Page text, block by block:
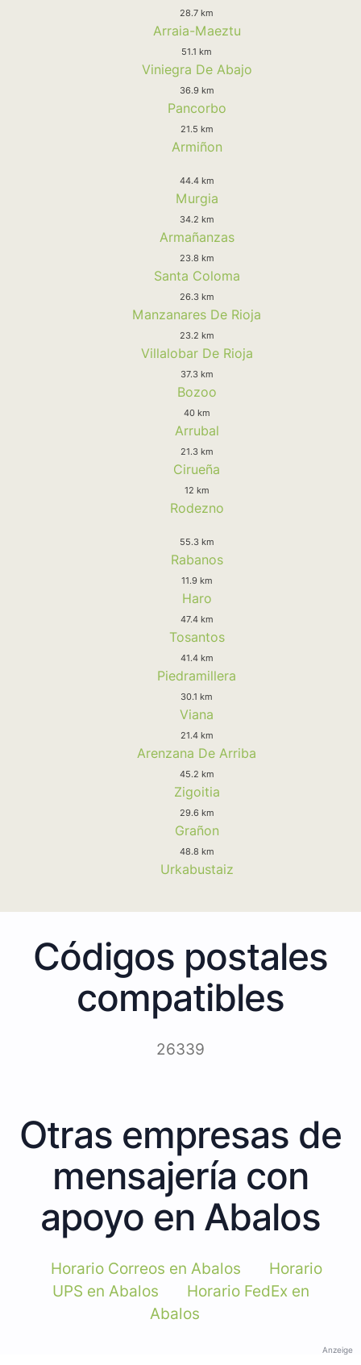
28.7 km
Arraia-Maeztu
51.1 km
Viniegra De Abajo
36.9 km
Pancorbo
21.5 km
Armiñon
44.4 km
Murgia
34.2 km
Armañanzas
23.8 km
Santa Coloma
26.3 km
Manzanares De Rioja
23.2 km
Villalobar De Rioja
37.3 km
Bozoo
40 km
Arrubal
21.3 km
Cirueña
12 km
Rodezno
55.3 km
Rabanos
11.9 km
Haro
47.4 km
Tosantos
41.4 km
Piedramillera
30.1 km
Viana
21.4 km
Arenzana De Arriba
45.2 km
Zigoitia
29.6 km
Grañon
48.8 km
Urkabustaiz
Códigos postales
compatibles
26339
Otras empresas de
mensajería con
apoyo en Abalos
Horario Correos en Abalos
Horario
UPS en Abalos
Horario FedEx en
Abalos
Anzeige